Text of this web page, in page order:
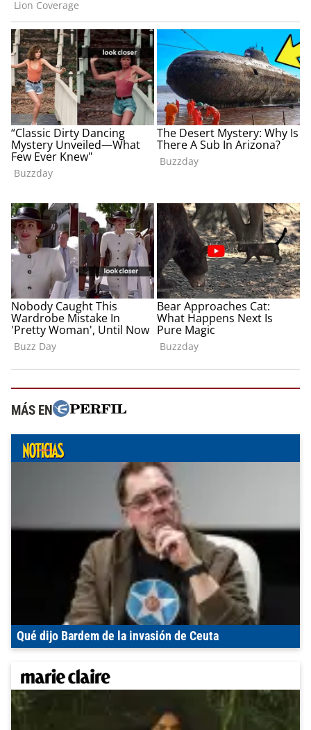
MÁS EN
Qué dijo Bardem de la invasión de Ceuta